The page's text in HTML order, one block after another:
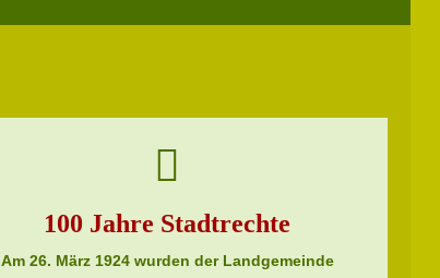
100 Jahre Stadtrechte
Am 26. März 1924 wurden der Landgemeinde